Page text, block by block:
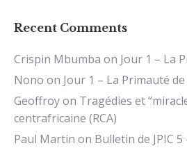
Recent Comments
Crispin Mbumba on Jour 1 – La
Nono on Jour 1 – La Primauté
Geoffroyon Tragédies et
centrafricaine (RCA)
Paul Martin on Bulletin de JPIC 5